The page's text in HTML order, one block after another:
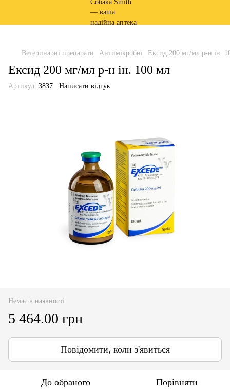
Ветеринарні препарати Антимікробні Ексид 200 мг/мл р-н ін.
Ексид 200 мг/мл р-н ін. 100 мл
Артикул: 3837 Написати відгук
Немає в наявності
5 464.00 грн
Повідомити, коли з'явиться
До обраного Порівняти